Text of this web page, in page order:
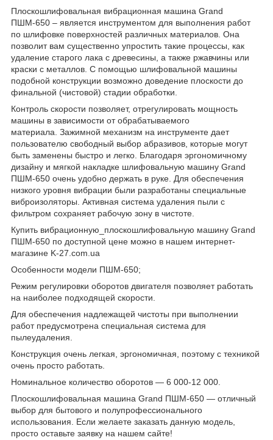
Плоскошлифовальная вибрационная машина Grand
ПШМ-650 – является инструментом для выполнения работ
по шлифовке поверхностей различных материалов. Она
позволит вам существенно упростить такие процессы, как
удаление старого лака с древесины, а также ржавчины или
краски с металлов. С помощью шлифовальной машины
подобной конструкции возможно доведение плоскости до
финальной (чистовой) стадии обработки.
Контроль скорости позволяет, отрегулировать мощность
машины в зависимости от обрабатываемого
материала. Зажимной механизм на инструменте дает
пользователю свободный выбор абразивов, которые могут
быть заменены быстро и легко. Благодаря эргономичному
дизайну и мягкой накладке шлифовальную машину Grand
ПШМ-650 очень удобно держать в руке. Для обеспечения
низкого уровня вибрации были разработаны специальные
виброизоляторы. Активная система удаления пыли с
фильтром сохраняет рабочую зону в чистоте.
Купить вибрационную_плоскошлифовальную машину Grand
ПШМ-650 по доступной цене можно в нашем интернет-
магазине K-27. com ua
Особенности модели ПШМ-650;
Режим регулировки оборотов двигателя позволяет работать
на наиболее подходящей скорости.
Для обеспечения надлежащей чистоты при выполнении
работ предусмотрена специальная система для
пылеудаления.
Конструкция очень легкая, эргономичная, поэтому с техникой
очень просто работать.
Номинальное количество оборотов — 6 000-12 000.
Плоскошлифовальная машина Grand ПШМ-650 — отличный
выбор для бытового и полупрофессионального
использования. Если желаете заказать данную модель,
просто оставьте заявку на нашем сайте!